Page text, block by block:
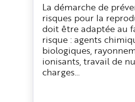
La démarche de
risques pour la
doit être adaptée au
risque : agents
biologiques,
ionisants, travail de
charges…